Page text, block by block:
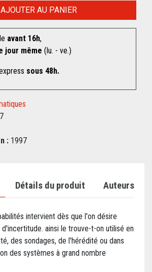
AJOUTER AU PANIER
avant 16h,
jour même (lu. - ve.)
sous 48h.
: 1997
Détails du produit Auteurs
intervient dès que l'on désire
ainsi le trouve-t-on utilisé en
des sondages, de l'hérédité ou dans
des systèmes à grand nombre